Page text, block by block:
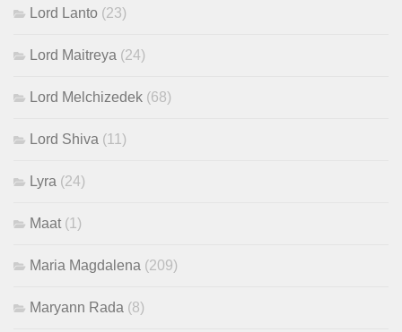
Lord Lanto (23)
Lord Maitreya (24)
Lord Melchizedek (68)
Lord Shiva (11)
Lyra (24)
Maat (1)
Maria Magdalena (209)
Maryann Rada (8)